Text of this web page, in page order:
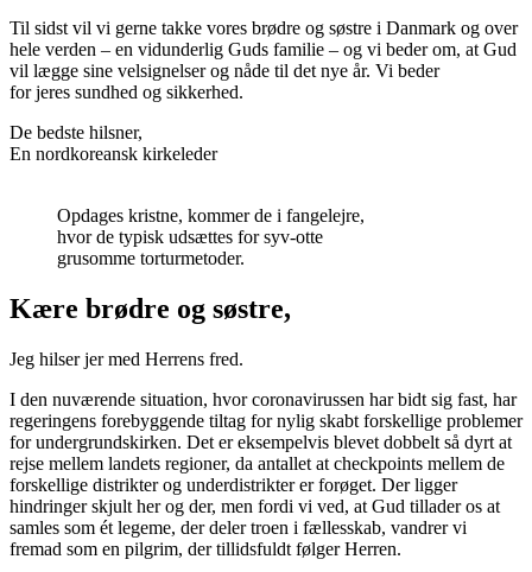
Til sidst vil vi gerne takke vores brødre og søstre i Danmark og over
hele verden – en vidunderlig Guds familie – og vi beder om, at Gud
vil lægge sine velsignelser og nåde til det nye år. Vi beder
forjeres sundhed og sikkerhed.
De bedste hilsner,
En nordkoreansk kirkeleder
Opdages kristne, kommer de i fangelejre,
hvor de typisk udsættes for syv-otte
grusomme torturmetoder.
Kære brødre og søstre,
Jeg hilserjermed Herrens fred.
I den nuværende situation, hvor coronavirussen har bidt sig fast, har
regeringens forebyggende tiltag for nylig skabt forskellige problemer
for undergrundskirken. Det er eksempelvis blevet dobbelt så dyrt at
rejse mellem landets regioner, da antallet at checkpoints mellem de
forskellige distrikter og underdistrikter er forøget. Der ligger
hindringer skjult her og der, men fordi vi ved, at Gud tillader os at
samles som ét legeme, der deler troen i fællesskab, vandrer vi
fremad som en pilgrim, der tillidsfuldt følgerHerren.